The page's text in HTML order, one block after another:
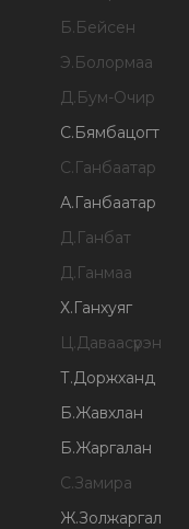
Б.Бейсен
Э.Болормаа
Д.Бум-Очир
С.Бямбацогт
С.Ганбаатар
А.Ганбаатар
Д.Ганбат
Д.Ганмаа
Х.Ганхуяг
Ц.Даваасүрэн
Т.Доржханд
Б.Жавхлан
Б.Жаргалан
С.Замира
Ж.Золжаргал